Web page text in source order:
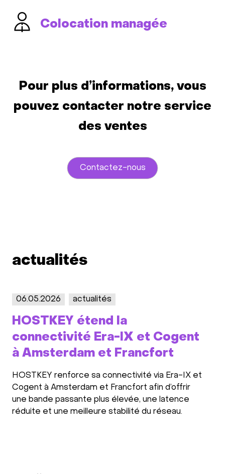
Colocation managée
Pour plus d’informations, vous
pouvez contacter notre service
des ventes
Contactez-nous
actualités
06.05.2026 actualités
HOSTKEY étend la
connectivité Era-IX et Cogent
à Amsterdam et Francfort
HOSTKEY renforce sa connectivité via Era-IX et
Cogent à Amsterdam et Francfort afin d’offrir
une bande passante plus élevée, une latence
réduite et une meilleure stabilité du réseau.